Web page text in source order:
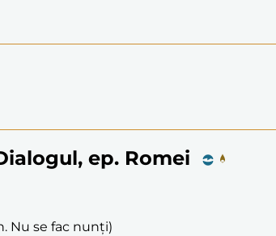
ep. Romei
Nu se fac nunți)